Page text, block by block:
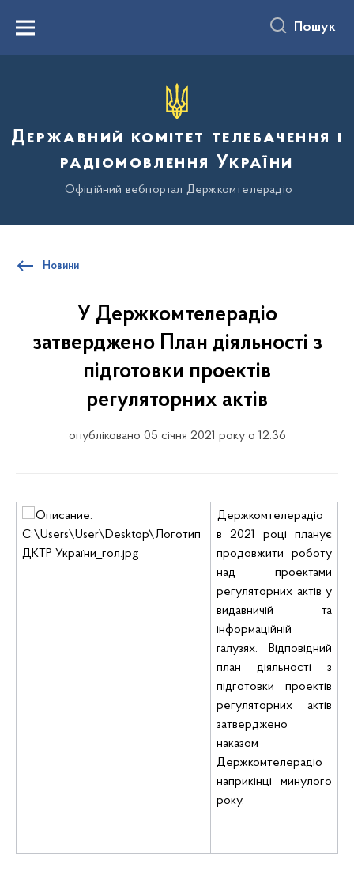
вмістуMenu Пошук
Державний комітет телебачення і
радіомовлення України
Офіційний вебпортал Держкомтелерадіо
Новини
У Держкомтелерадіо
затверджено План діяльності з
підготовки проектів
регуляторних актів
опубліковано 05 січня 2021 року о 12:36
Держкомтелерадіо
в 2021 році планує
продовжити роботу
над проектами
регуляторних актів у
видавничій та
інформаційній
галузях. Відповідний
план діяльності з
підготовки проектів
регуляторних актів
затверджено
наказом
Держкомтелерадіо
наприкінці минулого
року.